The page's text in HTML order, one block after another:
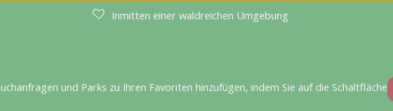
Inmitten einer waldreichen Umgebung
und Parks zu Ihren Favoriten hinzufügen, indem Sie auf die Schaltfläche